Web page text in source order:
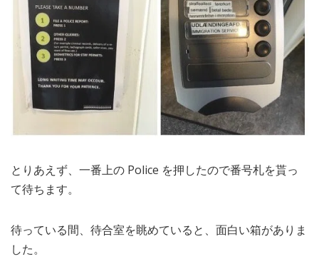
とりあえず、一番上の Police を押したので番号札を貰っ
て待ちます。
待っている間、待合室を眺めていると、面白い箱がありま
した。